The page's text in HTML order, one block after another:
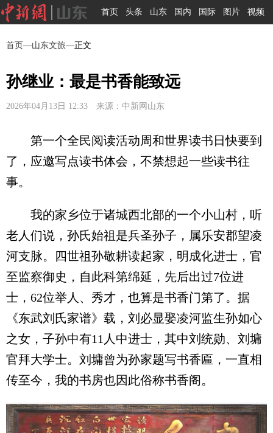
首页 头条 山东 国内 国际 图片 视频
首页—山东文旅—正文
孙继业：最是书香能致远
2026年04月13日 12:33 来源：中新网山东
第一个全民阅读活动周和世界读书日快要到
了，应邀写点读书体会，不禁想起一些读书往
事。
我的家乡位于诸城西北部的一个小山村，听
老人们说，孙氏始祖是兵圣孙子，属乐安郡望凌
河支脉。四世祖孙敬耕读起家，明成化进士，官
至监察御史，自此科第绵延，先后出过7位进
士，62位举人、秀才，也算是书香门第了。据
《东武刘氏家谱》载，刘必显娶凌河监生孙如心
之女，子孙中有11人中进士，其中刘统勋、刘墉
官拜大学士。刘墉曾为孙家题写书香匾，一直相
传至今，我的书房也因此俗称书香阁。